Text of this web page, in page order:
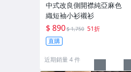
中式改良側開襟純亞麻色
織短袖小衫襯衫
$ 890$ 1,750 51折
直購
近期銷量 4 件